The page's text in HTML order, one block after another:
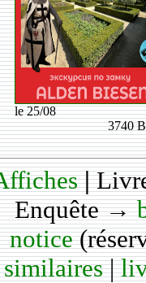
le 25/08
3740
|
Enquête →
notice
similaires|